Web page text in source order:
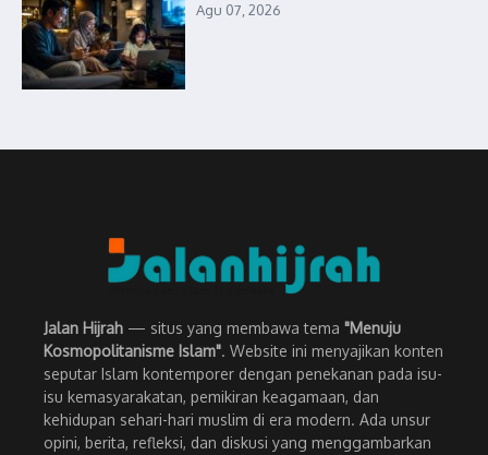
Agu 07, 2026
Jalan Hijrah — situs yang membawa tema "Menuju
Kosmopolitanisme Islam". Website ini menyajikan konten
seputar Islam kontemporer dengan penekanan pada isu-
isu kemasyarakatan, pemikiran keagamaan, dan
kehidupan sehari-hari muslim di era modern. Ada unsur
opini, berita, refleksi, dan diskusi yang menggambarkan